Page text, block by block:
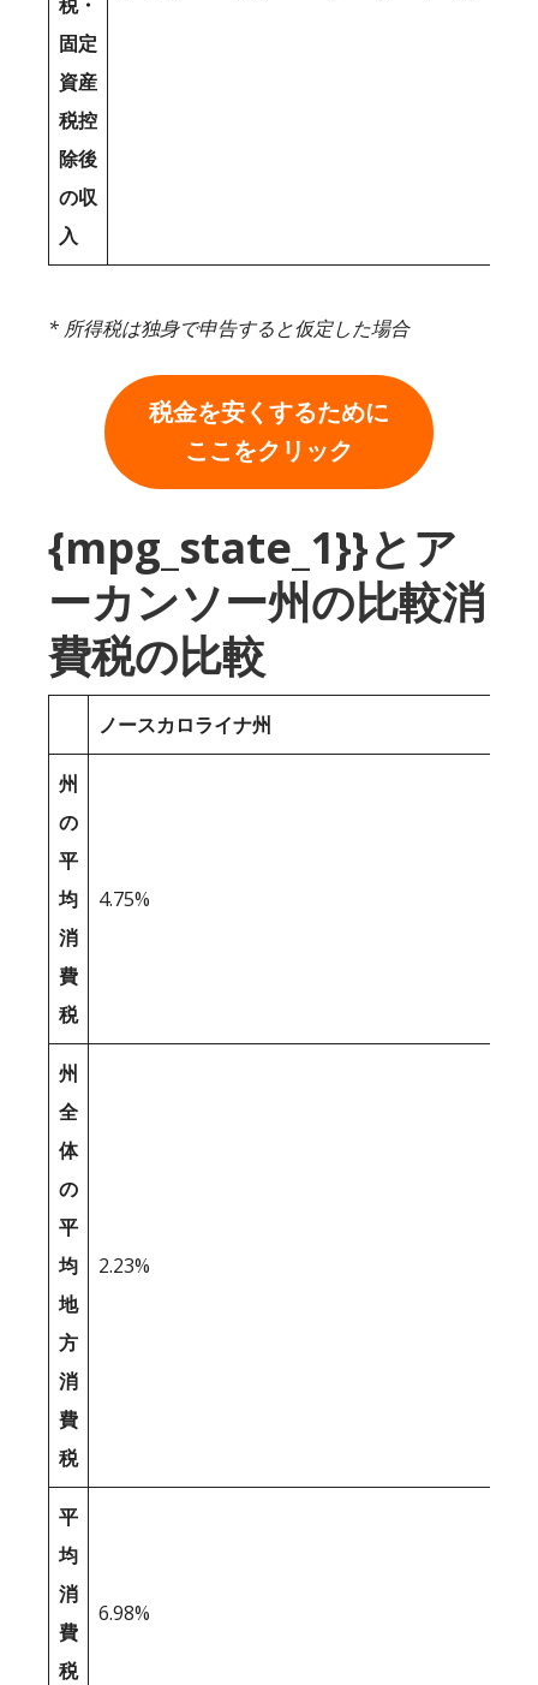
固定
資産
税控
除後
の収
入
* 所得税は独身で申告すると仮定した場合
税金を安くするために
ここをクリック
{mpg_state_1}}とア
ーカンソー州の比較消
費税の比較
ノースカロライナ州
州
の
平
均
消
費
税
4.75%
州
全
体
の
平
均
地
方
消
費
税
2.23%
平
均
消
費
税
6.98%